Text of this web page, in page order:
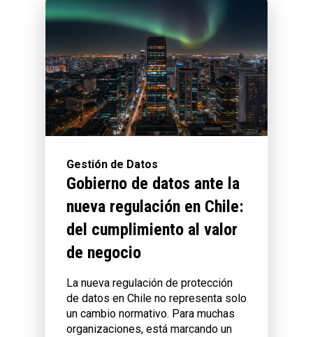
Gestión de Datos
Gobierno de datos ante la
nueva regulación en Chile:
del cumplimiento al valor
de negocio
La nueva regulación de protección
de datos en Chile no representa solo
un cambio normativo. Para muchas
organizaciones, está marcando un